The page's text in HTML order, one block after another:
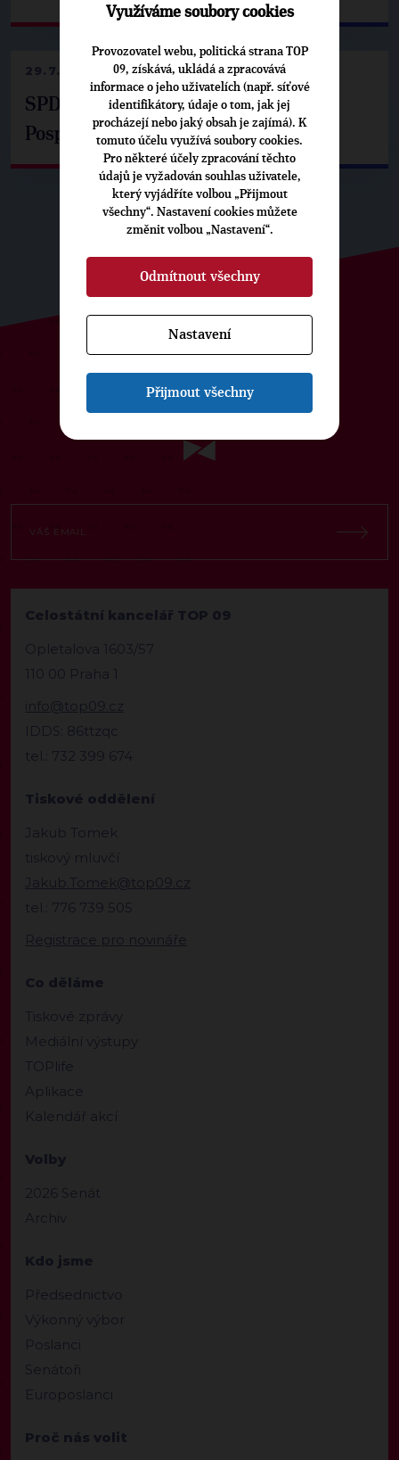
29.7.2026
SPD už není ve zprávě o extremismu.
Pospíšil: Je tu pachuť
ODEBÍREJTE NÁŠ TOPOVÝ
NEWSLETTER
Celostátní kancelář TOP 09
Opletalova 1603/57
110 00 Praha 1
info@top09.cz
IDDS: 86ttzqc
tel.: 732 399 674
Tiskové oddělení
Jakub Tomek
tiskový mluvčí
Jakub.Tomek@top09.cz
tel.: 776 739 505
Registrace pro novináře
Co děláme
Tiskové zprávy
Mediální výstupy
TOPlife
Aplikace
Kalendář akcí
Volby
2026 Senát
Archiv
Kdo jsme
Předsednictvo
Výkonný výbor
Poslanci
Senátoři
Europoslanci
Proč nás volit
Využíváme soubory cookies
Provozovatel webu, politická strana TOP
09, získává, ukládá a zpracovává
informace o jeho uživatelích (např. síťové
identifikátory, údaje o tom, jak jej
procházejí nebo jaký obsah je zajímá). K
tomuto účelu využívá soubory cookies.
Pro některé účely zpracování těchto
údajů je vyžadován souhlas uživatele,
který vyjádříte volbou „Přijmout
všechny“. Nastavení cookies můžete
změnit volbou „Nastavení“.
Odmítnout všechny
Nastavení
Přijmout všechny